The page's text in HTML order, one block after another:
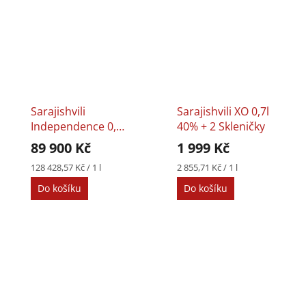
Sarajishvili
Independence 0,7l
40%
89 900 Kč
Měrná
cena:
128 428,57 Kč / 1 l
Do košíku
Sarajishvili XO 0,7l
40% + 2 Skleničky
1 999 Kč
Měrná
cena:
2 855,71 Kč / 1 l
Do košíku